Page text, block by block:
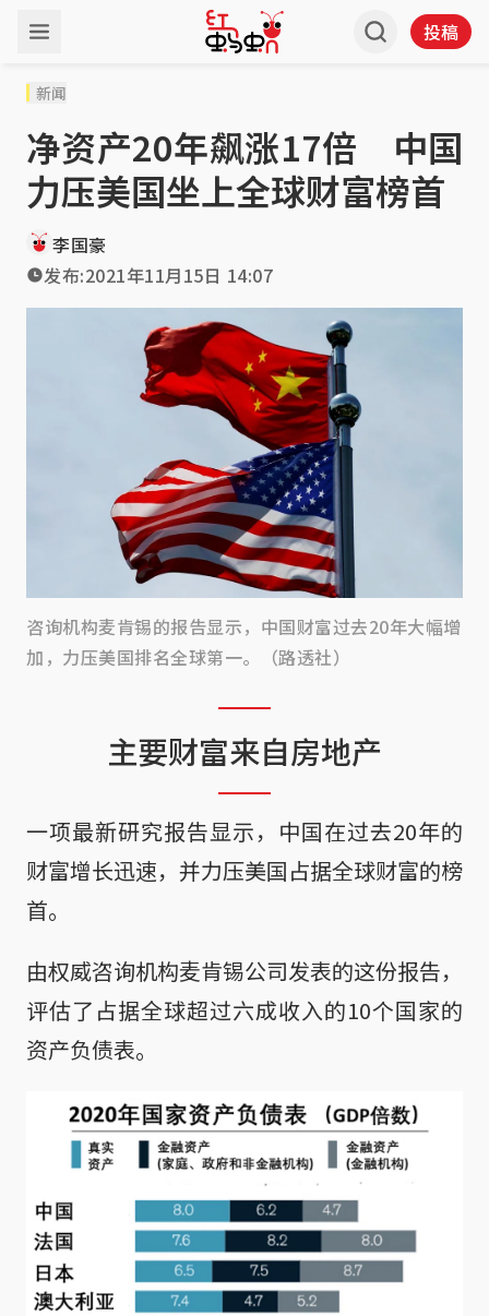
投稿
新闻
净资产20年飙涨17倍 中国
力压美国坐上全球财富榜首
李国豪
发布:2021年11月15日 14:07
咨询机构麦肯锡的报告显示，中国财富过去20年大幅增
加，力压美国排名全球第一。（路透社）
主要财富来自房地产
一项最新研究报告显示，中国在过去20年的
财富增长迅速，并力压美国占据全球财富的榜
首。
由权威咨询机构麦肯锡公司发表的这份报告，
评估了占据全球超过六成收入的10个国家的
资产负债表。